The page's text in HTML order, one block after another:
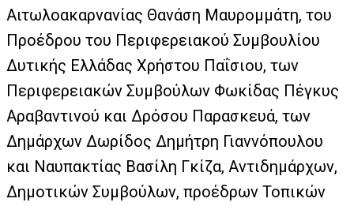
Αιτωλοακαρνανίας Θανάση Μαυρομμάτη, του
Προέδρου του Περιφερειακού Συμβουλίου
Δυτικής Ελλάδας Χρήστου Παΐσιου, των
Περιφερειακών Συμβούλων Φωκίδας Πέγκυς
Αραβαντινού και Δρόσου Παρασκευά, των
Δημάρχων Δωρίδος Δημήτρη Γιαννόπουλου
και Ναυπακτίας Βασίλη Γκίζα, Αντιδημάρχων,
Δημοτικών Συμβούλων, προέδρων Τοπικών